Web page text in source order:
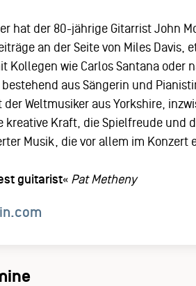
hat der 80-jährige Gitarrist John
an der Seite von Miles Davis,
Kollegen wie Carlos Santana oder
aus Sängerin und
Weltmusiker aus Yorkshire,
kreative Kraft, die Spielfreude
Musik, die vor allem im Konzert
guitarist« Pat Metheny